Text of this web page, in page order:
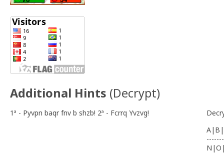
Additional Hints (Decrypt)
1ª - Pyvpn baqr fnv b shzb! 2ª - Fcrrq Yvzvg!